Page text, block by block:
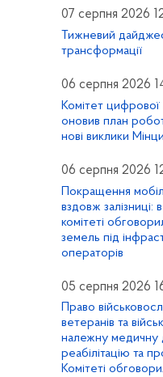
07 серпня 2026
Тижневий
трансформації
06 серпня 2026
Комітет
оновив план
нові виклики
06 серпня 2026
Покращення
вздовж
комітеті
земель під
операторів
05 серпня 2026
Право
ветеранів та
належну медичну
реабілітацію та
Комітеті